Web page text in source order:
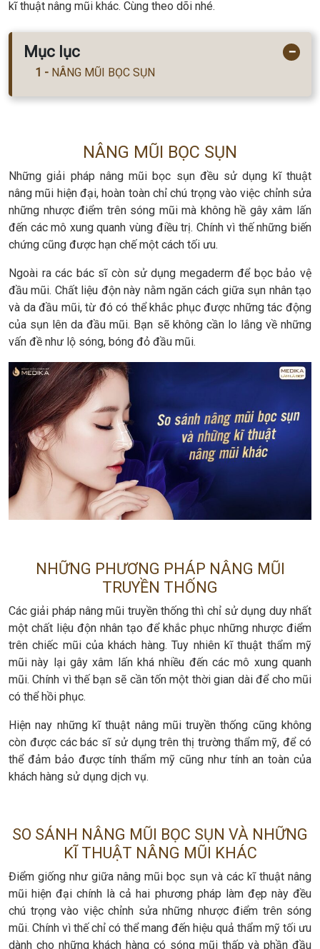
kĩ thuật nâng mũi khác. Cùng theo dõi nhé.
Mục lục −
NÂNG MŨI BỌC SỤN
NÂNG MŨI BỌC SỤN
Những giải pháp nâng mũi bọc sụn đều sử dụng kĩ thuật
nâng mũi hiện đại, hoàn toàn chỉ chú trọng vào việc chỉnh sửa
những nhược điểm trên sóng mũi mà không hề gây xâm lấn
đến các mô xung quanh vùng điều trị. Chính vì thế những biến
chứng cũng được hạn chế một cách tối ưu.
Ngoài ra các bác sĩ còn sử dụng megaderm để bọc bảo vệ
đầu mũi. Chất liệu độn này nằm ngăn cách giữa sụn nhân tạo
và da đầu mũi, từ đó có thể khắc phục được những tác động
của sụn lên da đầu mũi. Bạn sẽ không cần lo lắng về những
vấn đề như lộ sóng, bóng đỏ đầu mũi.
NHỮNG PHƯƠNG PHÁP NÂNG MŨI
TRUYỀN THỐNG
Các giải pháp nâng mũi truyền thống thì chỉ sử dụng duy nhất
một chất liệu độn nhân tạo để khắc phục những nhược điểm
trên chiếc mũi của khách hàng. Tuy nhiên kĩ thuật thẩm mỹ
mũi này lại gây xâm lấn khá nhiều đến các mô xung quanh
mũi. Chính vì thế bạn sẽ cần tốn một thời gian dài để cho mũi
có thể hồi phục.
Hiện nay những kĩ thuật nâng mũi truyền thống cũng không
còn được các bác sĩ sử dụng trên thị trường thẩm mỹ, để có
thể đảm bảo được tính thẩm mỹ cũng như tính an toàn của
khách hàng sử dụng dịch vụ.
SO SÁNH NÂNG MŨI BỌC SỤN VÀ NHỮNG
KĨ THUẬT NÂNG MŨI KHÁC
Điểm giống như giữa nâng mũi bọc sụn và các kĩ thuật nâng
mũi hiện đại chính là cả hai phương pháp làm đẹp này đều
chú trọng vào việc chỉnh sửa những nhược điểm trên sóng
mũi. Chính vì thế chỉ có thể mang đến hiệu quả thẩm mỹ tối ưu
dành cho những khách hàng có sóng mũi thấp và phần đầu